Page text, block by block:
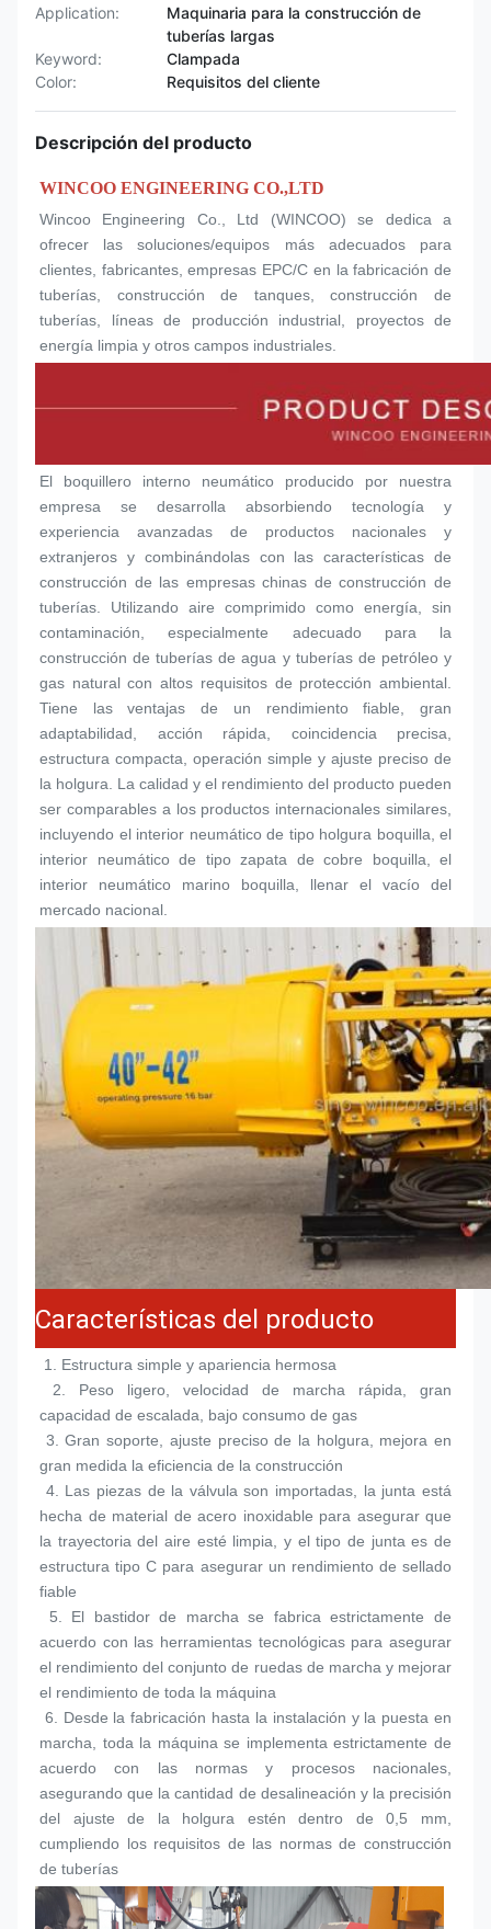
Application:
Maquinaria para la construcción de
tuberías largas
Keyword:
Clampada
Color:
Requisitos del cliente
Descripción del producto
WINCOO ENGINEERING CO.,LTD
Wincoo Engineering Co., Ltd (WINCOO) se dedica a
ofrecer las soluciones/equipos más adecuados para
clientes, fabricantes, empresas EPC/C en la fabricación de
tuberías, construcción de tanques, construcción de
tuberías, líneas de producción industrial, proyectos de
energía limpia y otros campos industriales.
El boquillero interno neumático producido por nuestra
empresa se desarrolla absorbiendo tecnología y
experiencia avanzadas de productos nacionales y
extranjeros y combinándolas con las características de
construcción de las empresas chinas de construcción de
tuberías. Utilizando aire comprimido como energía, sin
contaminación, especialmente adecuado para la
construcción de tuberías de agua y tuberías de petróleo y
gas natural con altos requisitos de protección ambiental.
Tiene las ventajas de un rendimiento fiable, gran
adaptabilidad, acción rápida, coincidencia precisa,
estructura compacta, operación simple y ajuste preciso de
la holgura. La calidad y el rendimiento del producto pueden
ser comparables a los productos internacionales similares,
incluyendo el interior neumático de tipo holgura boquilla , el
interior neumático de tipo zapata de cobre boquilla , el
interior neumático marino boquilla , llenar el vacío del
mercado nacional.
Características del producto
1. Estructura simple y apariencia hermosa
2. Peso ligero, velocidad de marcha rápida, gran
capacidad de escalada, bajo consumo de gas
3. Gran soporte, ajuste preciso de la holgura, mejora en
gran medida la eficiencia de la construcción
4. Las piezas de la válvula son importadas, la junta está
hecha de material de acero inoxidable para asegurar que
la trayectoria del aire esté limpia, y el tipo de junta es de
estructura tipo C para asegurar un rendimiento de sellado
fiable
5. El bastidor de marcha se fabrica estrictamente de
acuerdo con las herramientas tecnológicas para asegurar
el rendimiento del conjunto de ruedas de marcha y mejorar
el rendimiento de toda la máquina
6. Desde la fabricación hasta la instalación y la puesta en
marcha, toda la máquina se implementa estrictamente de
acuerdo con las normas y procesos nacionales,
asegurando que la cantidad de desalineación y la precisión
del ajuste de la holgura estén dentro de 0,5 mm,
cumpliendo los requisitos de las normas de construcción
de tuberías